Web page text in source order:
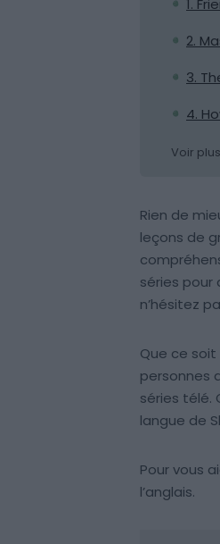
1.
2.
3.
4.
Voir plus
Rien de
leçons de
séries pour
n’hésitez
Que ce
personnes
séries télé.
langue de
Pour vous
l’anglais.